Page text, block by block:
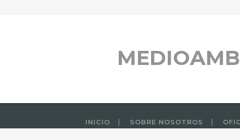
INICIO SOBRE NOSOTROS